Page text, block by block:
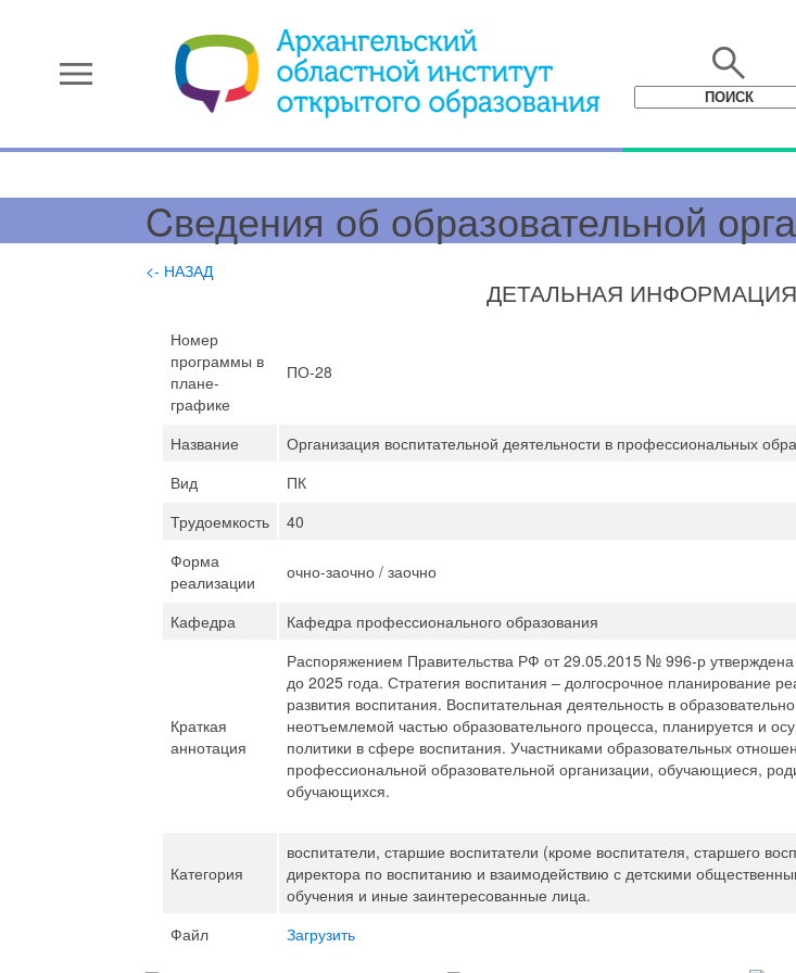
menu search
Cведения об образовательной
<- НАЗАД
ДЕТАЛЬНАЯ
Номер
программы в
плане-
графике
ПО-28
Название
Организация воспитательной деятельности в профессиональных
Вид
ПК
Трудоемкость
40
Форма
реализации
очно-заочно / заочно
Кафедра Кафедра профессионального образования
Краткая
аннотация
Распоряжением Правительства РФ от 29.05.2015 № 996-р
до 2025 года. Стратегия воспитания – долгосрочное планирование
развития воспитания. Воспитательная деятельность в
неотъемлемой частью образовательного процесса, планируется и
политики в сфере воспитания. Участниками образовательных
профессиональной образовательной организации, обучающиеся,
обучающихся.
Категория
воспитатели, старшие воспитатели (кроме воспитателя, старшего
директора по воспитанию и взаимодействию с детскими
обучения и иные заинтересованные лица.
Файл
Загрузить